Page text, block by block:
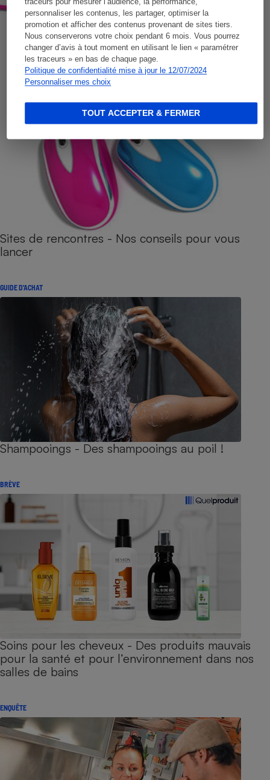
traceurs pour mesurer l’audience, la performance,
personnaliser les contenus, les partager, optimiser la
promotion et afficher des contenus provenant de sites tiers.
Nous conserverons votre choix pendant 6 mois. Vous pourrez
changer d’avis à tout moment en utilisant le lien « paramétrer
les traceurs » en bas de chaque page.
Politique de confidentialité mise à jour le 12/07/2024
Personnaliser mes choix
TOUT ACCEPTER & FERMER
Sites de rencontres - Nos conseils pour vous
lancer
GUIDE D'ACHAT
Shampooings - Des shampooings au poil !
BRÈVE
Soins pour les cheveux - Des produits mauvais
pour la santé et pour l’environnement dans nos
salles de bains
ENQUÊTE